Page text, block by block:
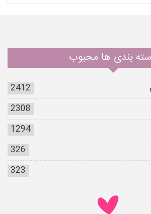
بندی ها محبوب
2412
2308
1294
326
323